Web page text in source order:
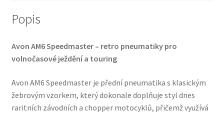
Popis
Avon AM6 Speedmaster – retro pneumatiky pro
volnočasové ježdění a touring
Avon AM6 Speedmaster je přední pneumatika s klasickým
žebrovým vzorkem, který dokonale doplňuje styl dnes
raritních závodních a chopper motocyklů, přičemž využívá